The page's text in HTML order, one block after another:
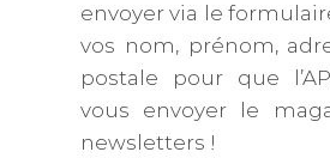
envoyer via le
vos nom, prénom,
postale pour que
vous envoyer le
newsletters !